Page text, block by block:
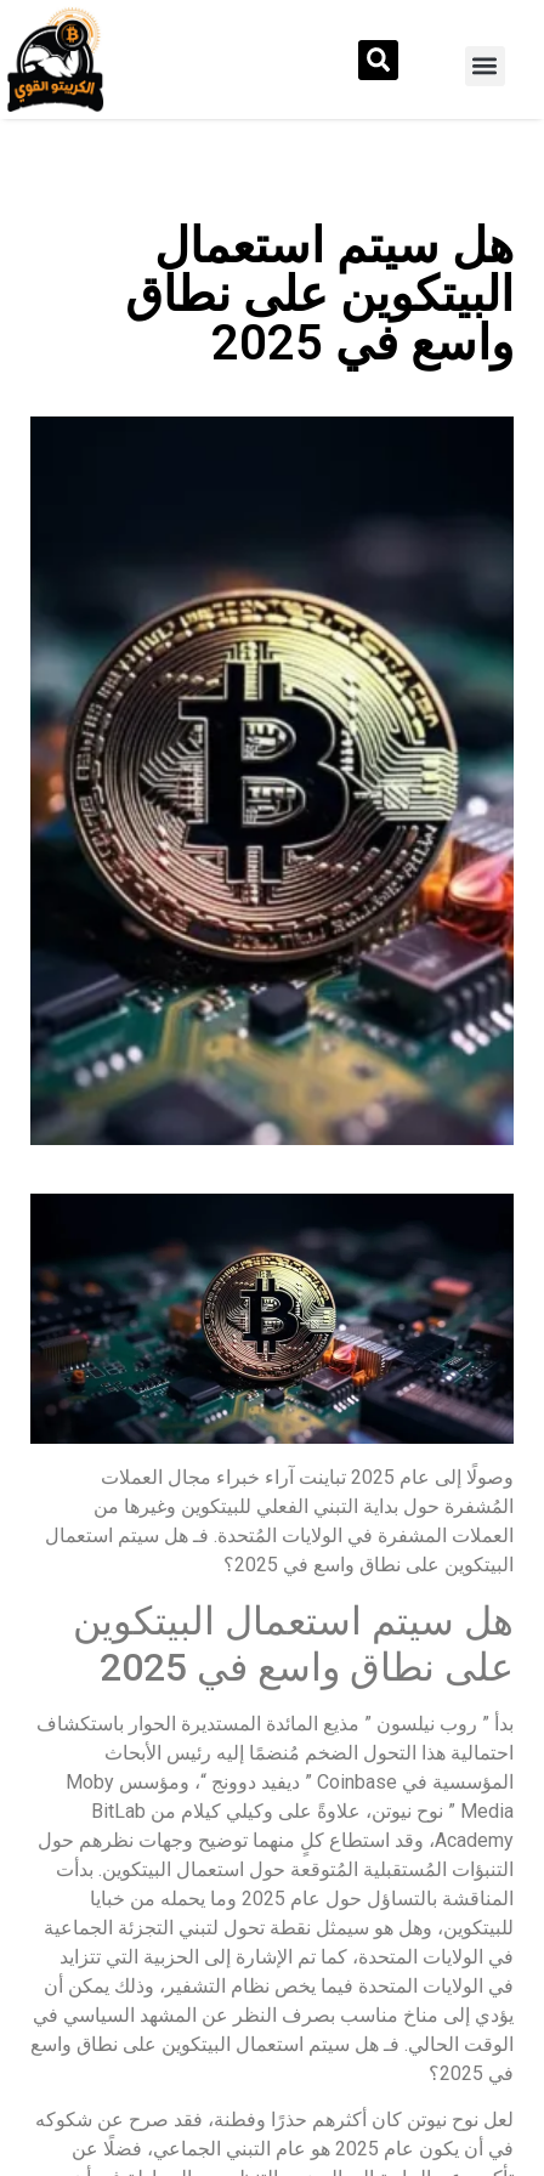
هل سيتم استعمال
البيتكوين على نطاق
واسع في 2025
وصولًا إلى عام 2025 تباينت آراء خبراء مجال العملات
المُشفرة حول بداية التبني الفعلي للبيتكوين وغيرها من
العملات المشفرة في الولايات المُتحدة. فـ هل سيتم استعمال
البيتكوين على نطاق واسع في 2025؟
هل سيتم استعمال البيتكوين
على نطاق واسع في 2025
بدأ ” روب نيلسون ” مذيع المائدة المستديرة الحوار باستكشاف
احتمالية هذا التحول الضخم مُنضمًا إليه رئيس الأبحاث
المؤسسية في Coinbase ” ديفيد دوونج “، ومؤسس Moby
Media ” نوح نيوتن، علاوةً على وكيلي كيلام من BitLab
Academy، وقد استطاع كلٍ منهما توضيح وجهات نظرهم حول
التنبؤات المُستقبلية المُتوقعة حول استعمال البيتكوين. بدأت
المناقشة بالتساؤل حول عام 2025 وما يحمله من خبايا
للبيتكوين، وهل هو سيمثل نقطة تحول لتبني التجزئة الجماعية
في الولايات المتحدة، كما تم الإشارة إلى الحزبية التي تتزايد
في الولايات المتحدة فيما يخص نظام التشفير، وذلك يمكن أن
يؤدي إلى مناخ مناسب بصرف النظر عن المشهد السياسي في
الوقت الحالي. فـ هل سيتم استعمال البيتكوين على نطاق واسع
في 2025؟
لعل نوح نيوتن كان أكثرهم حذرًا وفطنة، فقد صرح عن شكوكه
في أن يكون عام 2025 هو عام التبني الجماعي، فضلًا عن